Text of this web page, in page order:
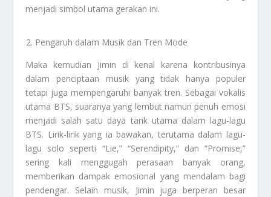
menjadi simbol utama gerakan ini.
Pengaruh dalam Musik dan Tren Mode
Maka kemudian Jimin di kenal karena kontribusinya
dalam penciptaan musik yang tidak hanya populer
tetapi juga mempengaruhi banyak tren. Sebagai vokalis
utama BTS, suaranya yang lembut namun penuh emosi
menjadi salah satu daya tarik utama dalam lagu-lagu
BTS. Lirik-lirik yang ia bawakan, terutama dalam lagu-
lagu solo seperti “Lie,” “Serendipity,” dan “Promise,”
sering kali menggugah perasaan banyak orang,
memberikan dampak emosional yang mendalam bagi
pendengar. Selain musik, Jimin juga berperan besar